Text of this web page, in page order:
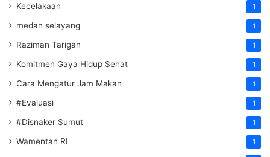
Kecelakaan 1
medan selayang 1
Raziman Tarigan 1
Komitmen Gaya Hidup Sehat 1
Cara Mengatur Jam Makan 1
#Evaluasi 1
#Disnaker Sumut 1
Wamentan RI 1